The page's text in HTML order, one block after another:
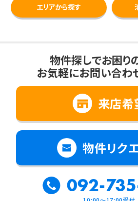
エリアから探す
物件探しでお困り
お気軽にお問い合わ
来店希
物件リク
092-